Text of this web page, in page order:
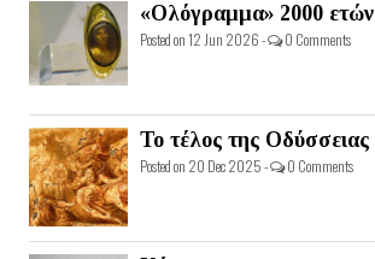
«Ολόγραμμα» 2000 ετών
Posted on 12 Jun 2026 - 0 Comments
Το τέλος της Οδύσσειας
Posted on 20 Dec 2025 - 0 Comments